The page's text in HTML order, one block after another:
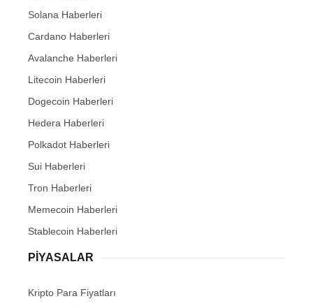
Solana Haberleri
Cardano Haberleri
Avalanche Haberleri
Litecoin Haberleri
Dogecoin Haberleri
Hedera Haberleri
Polkadot Haberleri
Sui Haberleri
Tron Haberleri
Memecoin Haberleri
Stablecoin Haberleri
PIYASALAR
Kripto Para Fiyatları